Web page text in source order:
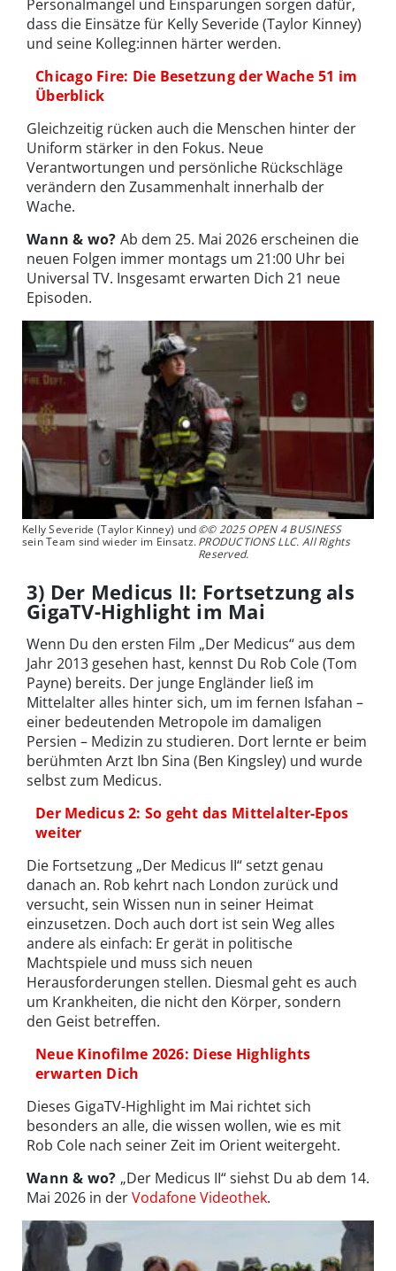
Personalmangel und Einsparungen sorgen dafür,
dass die Einsätze für Kelly Severide (Taylor Kinney)
und seine Kolleg:innen härter werden.
Chicago Fire: Die Besetzung der Wache 51 im
Überblick
Gleichzeitig rücken auch die Menschen hinter der
Uniform stärker in den Fokus. Neue
Verantwortungen und persönliche Rückschläge
verändern den Zusammenhalt innerhalb der
Wache.
Wann & wo? Ab dem 25. Mai 2026 erscheinen die
neuen Folgen immer montags um 21:00 Uhr bei
Universal TV. Insgesamt erwarten Dich 21 neue
Episoden.
Kelly Severide (Taylor Kinney) und
sein Team sind wieder im Einsatz.
©© 2025 OPEN 4 BUSINESS
PRODUCTIONS LLC. All Rights
Reserved.
3) Der Medicus II: Fortsetzung als
GigaTV-Highlight im Mai
Wenn Du den ersten Film „Der Medicus“ aus dem
Jahr 2013 gesehen hast, kennst Du Rob Cole (Tom
Payne) bereits. Der junge Engländer ließ im
Mittelalter alles hinter sich, um im fernen Isfahan –
einer bedeutenden Metropole im damaligen
Persien – Medizin zu studieren. Dort lernte er beim
berühmten Arzt Ibn Sina (Ben Kingsley) und wurde
selbst zum Medicus.
Der Medicus 2: So geht das Mittelalter-Epos
weiter
Die Fortsetzung „Der Medicus II“ setzt genau
danach an. Rob kehrt nach London zurück und
versucht, sein Wissen nun in seiner Heimat
einzusetzen. Doch auch dort ist sein Weg alles
andere als einfach: Er gerät in politische
Machtspiele und muss sich neuen
Herausforderungen stellen. Diesmal geht es auch
um Krankheiten, die nicht den Körper, sondern
den Geist betreffen.
Neue Kinofilme 2026: Diese Highlights
erwarten Dich
Dieses GigaTV-Highlight im Mai richtet sich
besonders an alle, die wissen wollen, wie es mit
Rob Cole nach seiner Zeit im Orient weitergeht.
Wann & wo? „Der Medicus II“ siehst Du ab dem 14.
Mai 2026 in derVodafone Videothek.